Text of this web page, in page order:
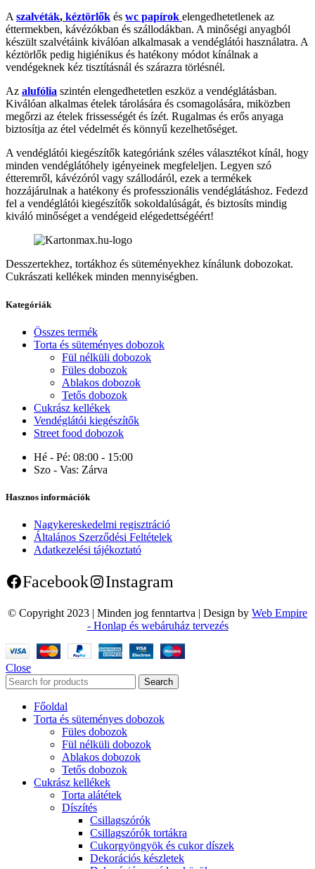
Aszalvéták, kéztörlők és wc papírok elengedhetetlenek az
éttermekben, kávézókban és szállodákban. A minőségi anyagból
készült szalvétáink kiválóan alkalmasak a vendéglátói használatra. A
kéztörlők pedig higiénikus és hatékony módot kínálnak a
vendégeknek kéz tisztításnál és szárazra törlésnél.
Az alufólia szintén elengedhetetlen eszköz a vendéglátásban.
Kiválóan alkalmas ételek tárolására és csomagolására, miközben
megőrzi az ételek frissességét és ízét. Rugalmas és erős anyaga
biztosítja az étel védelmét és könnyű kezelhetőséget.
A vendéglátói kiegészítők kategóriánk széles választékot kínál, hogy
minden vendéglátóhely igényeinek megfeleljen. Legyen szó
étteremről, kávézóról vagy szállodáról, ezek a termékek
hozzájárulnak a hatékony és professzionális vendéglátáshoz. Fedezd
fel a vendéglátói kiegészítők sokoldalúságát, és biztosíts mindig
kiváló minőséget a vendégeid elégedettségéért!
Desszertekhez, tortákhoz és süteményekhez kínálunk dobozokat.
Cukrászati kellékek minden mennyiségben.
Kategóriák
Összes termék
Torta és süteményes dobozok
Fül nélküli dobozok
Füles dobozok
Ablakos dobozok
Tetős dobozok
Cukrász kellékek
Vendéglátói kiegészítők
Street food dobozok
Hé - Pé: 08:00 - 15:00
Szo - Vas: Zárva
Hasznos információk
Nagykereskedelmi regisztráció
Általános Szerződési Feltételek
Adatkezelési tájékoztató
Facebook Instagram
© Copyright 2023 | Minden jog fenntartva | Design by Web Empire
- Honlap és webáruház tervezés
Close
Search
Főoldal
Torta és süteményes dobozok
Füles dobozok
Fül nélküli dobozok
Ablakos dobozok
Tetős dobozok
Cukrász kellékek
Torta alátétek
Díszítés
Csillagszórók
Csillagszórók tortákra
Cukorgyöngyök és cukor díszek
Dekorációs készletek